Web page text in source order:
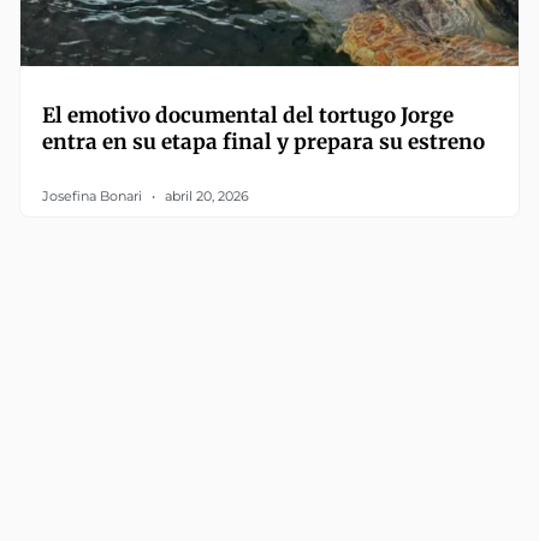
El emotivo documental del tortugo Jorge
entra en su etapa final y prepara su estreno
Josefina Bonari abril 20, 2026